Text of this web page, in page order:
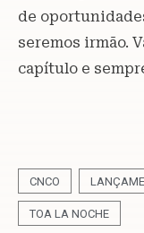
de
seremos irmão.
capítulo e
CNCO
TOA LA NOCHE